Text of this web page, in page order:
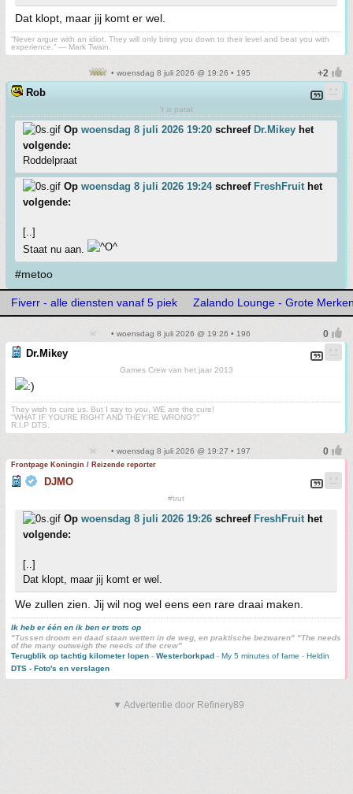
Dat klopt, maar jij komt er wel.
“Never argue with an idiot. They will only bring you down to their level and beat you with
experience.” ― Mark Twain.
• woensdag 8 juli 2026 @ 19:26 • 195
Rob
't is patat
Op woensdag 8 juli 2026 19:20 schreef Dr.Mikey het
volgende:
Roddelpraat
Op woensdag 8 juli 2026 19:24schreef FreshFruithet
volgende:
[..]
Staat nu aan.
#metoo
Fiverr - alle diensten vanaf 5 piek Zalando Lounge - Grote
• woensdag 8 juli 2026 @ 19:26 • 196
Dr.Mikey
Games Crew van het jaar 2013
They wish to cure us. But I say to you, WE are the cure!
"WHAT IF YOU'RE RIGHT AND THEY'RE WRONG?"
R.I.P DTS.
• woensdag 8 juli 2026 @ 19:27 • 197
Frontpage Koningin / Reizende reporter
DJMO
#trut
Op woensdag 8 juli 2026 19:26 schreef FreshFruithet
volgende:
[..]
Dat klopt, maar jij komt er wel.
We zullen zien. Jij wil nog wel eens een rare draai maken.
Ik heb er één en ik ben er trots op
"Tussen droom en daad staan wetten in de weg, en praktische bezwaren" "The needs
of the many outweigh the needs of the crew"
Terugblik op tachtig kilometer lopen - Westerborkpad - My 5 minutes of fame - Heldin
DTS - Foto's en verslagen
▼ Advertentie door Refinery89